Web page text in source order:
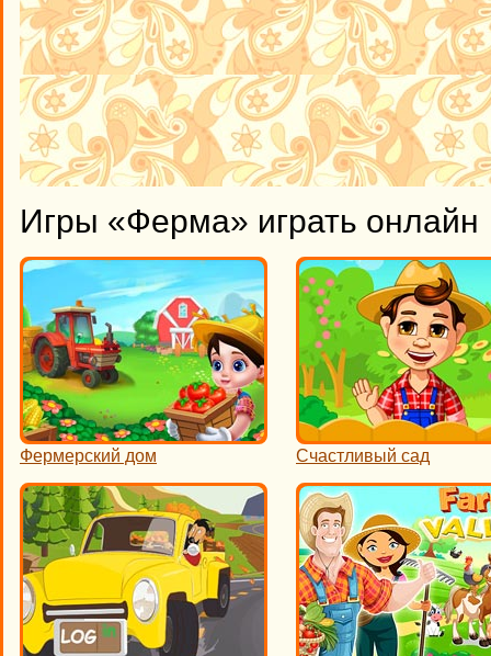
Игры «Ферма» играть онлайн
Фермерский дом Счастливый сад